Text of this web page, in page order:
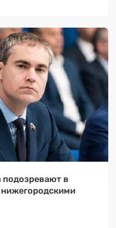
в
нижегородскими